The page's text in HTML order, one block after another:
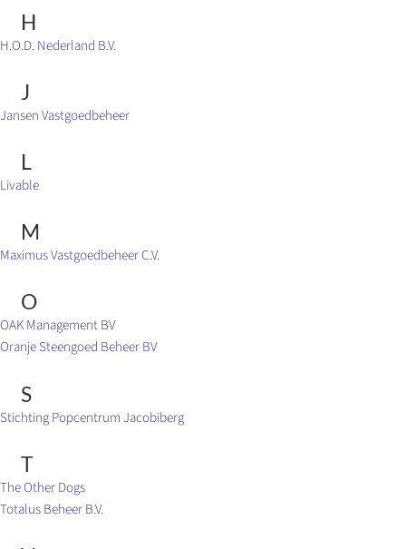
H
H.O.D. Nederland B.V.
J
Jansen Vastgoedbeheer
L
Livable
M
Maximus Vastgoedbeheer C.V.
O
OAK Management BV
Oranje Steengoed Beheer BV
S
Stichting Popcentrum Jacobiberg
T
The Other Dogs
Totalus Beheer B.V.